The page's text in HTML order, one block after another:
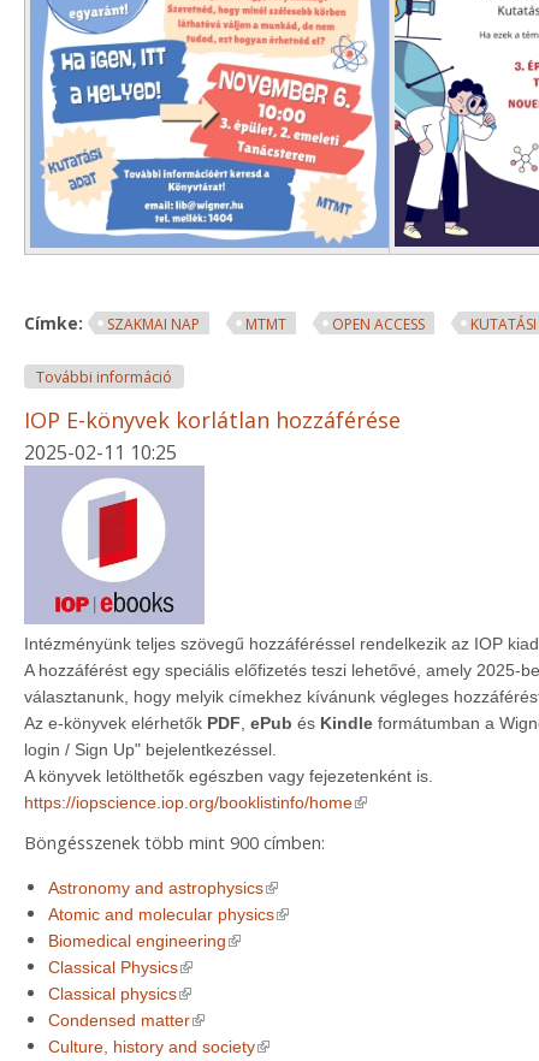
Címke: SZAKMAI NAP MTMT OPEN ACCESS
További információ
IOP E-könyvek korlátlan hozzáférése
2025-02-11 10:25
Intézményünk teljes szövegű hozzáféréssel rendelkezik az IOP
A hozzáférést egy speciális előfizetés teszi lehetővé, amely 2025-
választanunk, hogy melyik címekhez kívánunk végleges
Az e-könyvek elérhetők PDF ePub és Kindle formátumban a
login / Sign Up" bejelentkezéssel.
A könyvek letölthetők egészben vagy fejezetenként is.
https://iopscience.iop.org/booklistinfo/home(link is external)
Böngésszenek több mint 900 címben:
Astronomy and astrophysics(link is external)
Atomic and molecular physics(link is external)
Biomedical engineering(link is external)
Classical Physics(link is external)
Classical physics(link is external)
Condensed matter(link is external)
Culture, history and society(link is external)